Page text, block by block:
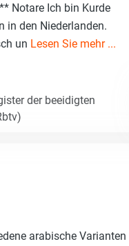
Notare Ich bin Kurde
in den Niederlanden.
un Lesen Sie mehr ...
der beeidigten
arabische Varianten